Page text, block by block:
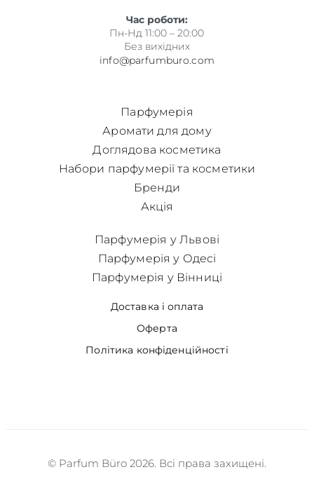
Час роботи:
Пн-Нд 11:00 – 20:00
Без вихідних
info@parfumburo.com
Парфумерія
Аромати для дому
Доглядова косметика
Набори парфумерії та косметики
Бренди
Акція
Доставка і оплата
Оферта
Політика конфіденційності
Парфумерія у Львові
Парфумерія у Одесі
Парфумерія у Вінниці
© Parfum Büro 2026. Всі права захищені.